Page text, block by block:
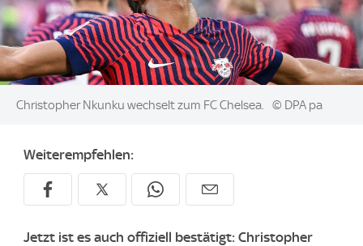
Image:
Christopher Nkunku wechselt zum FC Chelsea. © DPA pa
Weiterempfehlen:
Jetzt ist es auch offiziell bestätigt: Christopher